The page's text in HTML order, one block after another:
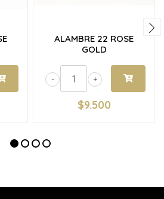
ALAMBRE 22 ROSE
GOLD
+
-
$9.500